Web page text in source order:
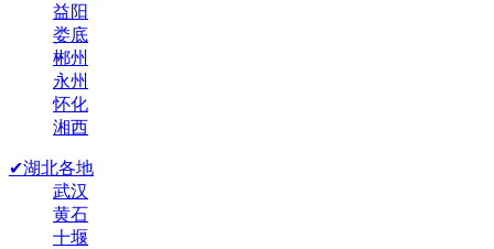
益阳
娄底
郴州
永州
怀化
湘西
✔湖北各地
武汉
黄石
十堰